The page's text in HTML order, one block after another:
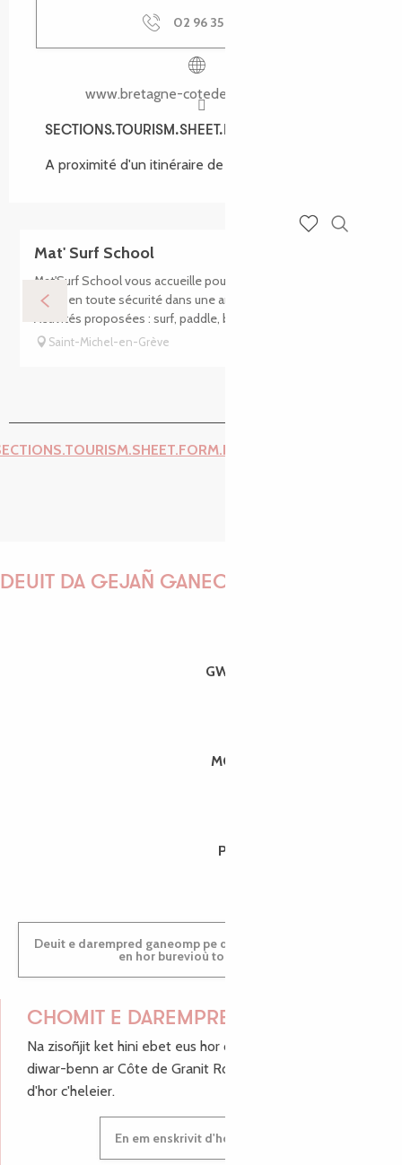
02 96 35 61
www.bretagne-cotedegranitrose.com
SECTIONS.TOURISM.SHEET.ENVIRONMENT
SECTIONS.TOURISM.SHEET.ENVIRONMENT
A proximité d'un itinéraire de randonnée :
Mat' Surf School
Mat'Surf School vous accueille pour découvrir les sports de
glisse en toute sécurité dans une ambiance conviviale.
Activités proposées : surf, paddle, bodyboard. L'itinérance...
Saint-Michel-en-Grève
DEUIT DA GEJAÑ GANEOMP !
GWENAËLLE
MORGANE
PAULINE
Deuit e darempred ganeomp pe deuit da welet ac'hanomp
en hor burevioù touristerezh
CHOMIT E DAREMPRED !
Na zisoñjit ket hini ebet eus hor c'hinnigoù mat ha keleier
diwar-benn ar Côte de Granit Rose, enskrivit hoc'h anv
d'hor c'heleier.
En em enskrivit d'hor c'heleier